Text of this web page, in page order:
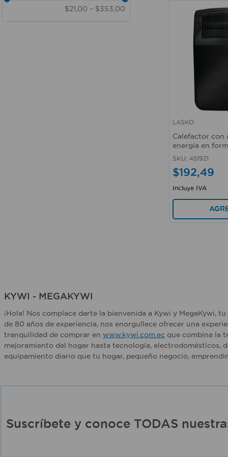
$21,00 – $353,00
LASKO
Calefactor con
energía en
SKU: 451921
$192,49
Incluye IVA
KYWI - MEGAKYWI
¡Hola! Nos complace darte la bienvenida a Kywi y
de 80 años de experiencia, nos enorgullece ofrecer una
tranquilidad de comprar en www.kywi.com.ec que combina la
mejoramiento del hogar hasta tecnología, electrodomésticos,
equipamiento diario que tu hogar, pequeño negocio,
Suscríbete y conoce TODAS